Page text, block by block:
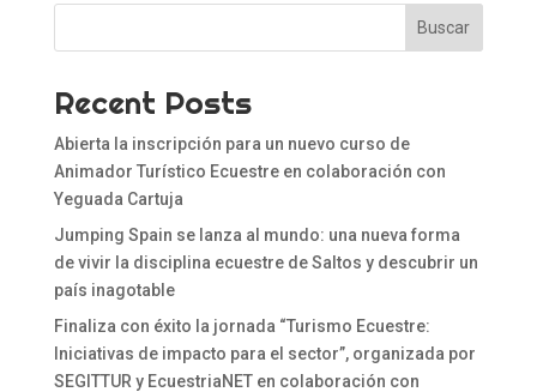
Buscar
Recent Posts
Abierta la inscripción para un nuevo curso de
Animador Turístico Ecuestre en colaboración con
Yeguada Cartuja
Jumping Spain se lanza al mundo: una nueva forma
de vivir la disciplina ecuestre de Saltos y descubrir un
país inagotable
Finaliza con éxito la jornada “Turismo Ecuestre:
Iniciativas de impacto para el sector”, organizada por
SEGITTUR y EcuestriaNET en colaboración con